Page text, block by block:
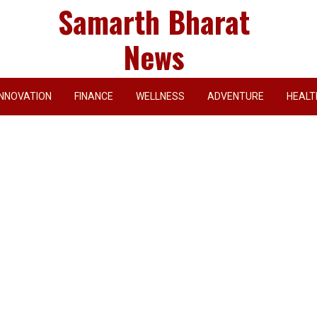
Samarth Bharat
News
INNOVATION FINANCE WELLNESS ADVENTURE